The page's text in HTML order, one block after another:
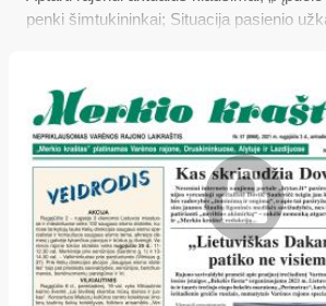
penki šimtukininkai; Situacija pasienio